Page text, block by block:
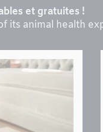
et gratuites !
its animal health